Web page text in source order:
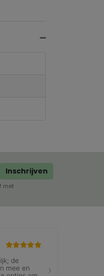
Inschrijven
met